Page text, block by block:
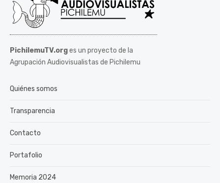
PichilemuTV.orges un proyecto de la
Agrupación Audiovisualistas de Pichilemu
Quiénes somos
Transparencia
Contacto
Portafolio
Memoria 2024